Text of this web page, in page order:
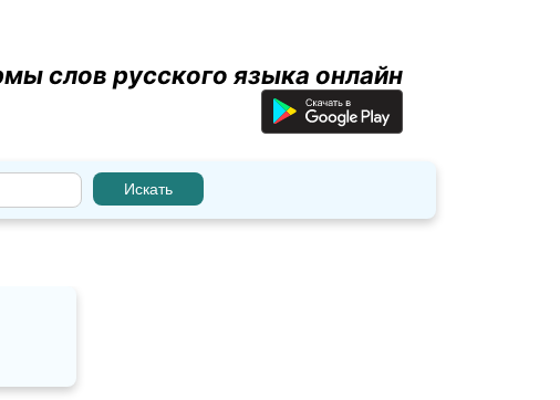
слов русского языка онлайн